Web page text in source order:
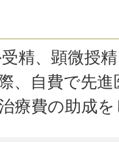
精、顕微授
、自費で先
療費の助成